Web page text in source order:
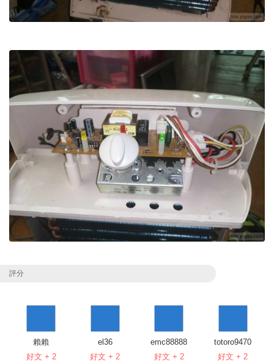
評分
賴賴
好文 + 2
el36
好文 + 2
emc88888
好文 + 2
totoro9470
好文 + 2